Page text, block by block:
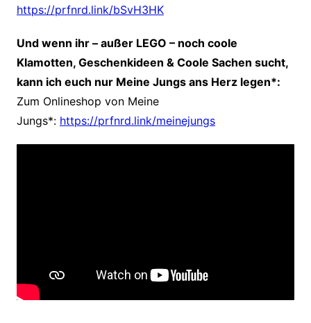
https://prfnrd.link/bSvH3HK
Und wenn ihr – außer LEGO – noch coole
Klamotten, Geschenkideen & Coole Sachen sucht,
kann ich euch nur Meine Jungs ans Herz legen*:
Zum Onlineshop von Meine
Jungs*: https://prfnrd.link/meinejungs